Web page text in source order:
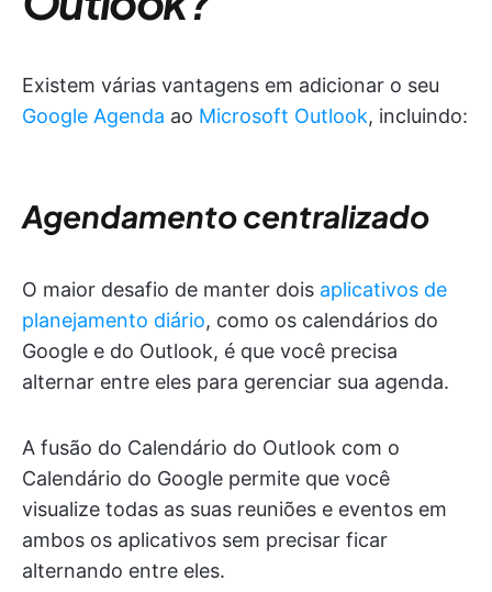
Existem várias vantagens em adicionar o seu
Google Agenda ao Microsoft Outlook, incluindo:
Agendamento centralizado
O maior desafio de manter dois aplicativos de
planejamento diário, como os calendários do
Google e do Outlook, é que você precisa
alternar entre eles para gerenciar sua agenda.
A fusão do Calendário do Outlook com o
Calendário do Google permite que você
visualize todas as suas reuniões e eventos em
ambos os aplicativos sem precisar ficar
alternando entre eles.